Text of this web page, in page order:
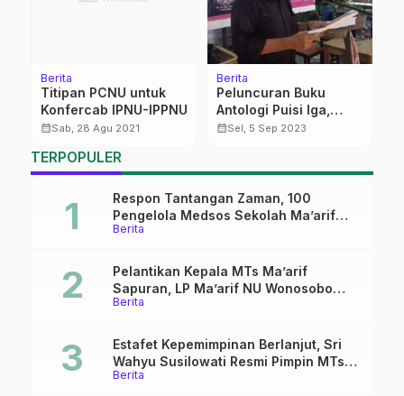
Berita
Titipan PCNU untuk
Konfercab IPNU-IPPNU
calendar_monthSab, 28 Agu 2021
Berita
Peluncuran Buku
Antologi Puisi Iga,
Rindu Tanah Plasenta
calendar_monthSel, 5 Sep 2023
TERPOPULER
Berita
Respon Tantangan Zaman, 100
Pengelola Medsos Sekolah Ma’arif
Pekalongan Ikuti Pelatihan Literasi
Berita
Pelantikan Kepala MTs Ma’arif
Sapuran, LP Ma’arif NU Wonosobo
Tekankan Lima Amanah
Berita
Estafet Kepemimpinan Berlanjut, Sri
Wahyu Susilowati Resmi Pimpin MTs
Ma’arif Sapuran